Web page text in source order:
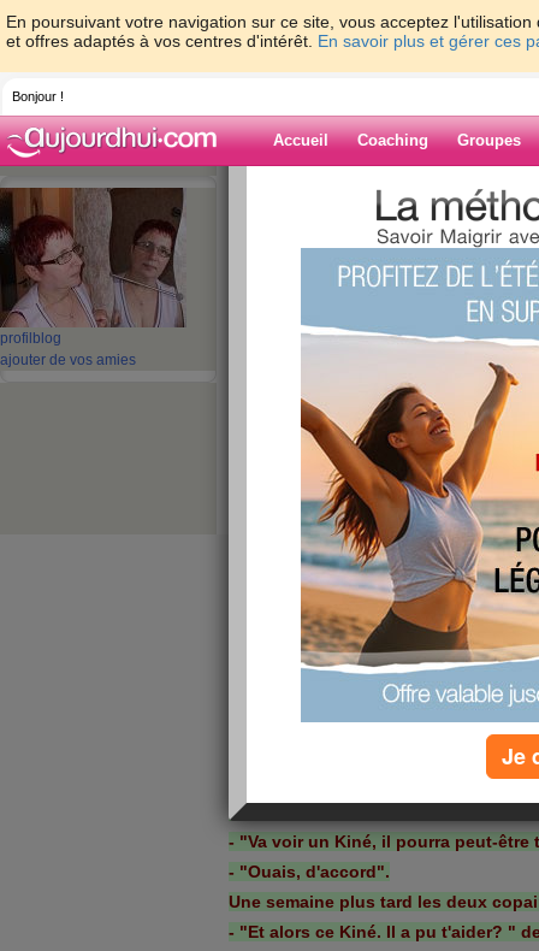
En poursuivant votre navigation sur ce site, vous acceptez
et offres adaptés à vos centres d'intérêt. En savoir plus et gérer ces
Bonjour !
Accueil Coaching Groupes
profil blog
ajouter de vos amies
> >
Blog de
Deux copains se rencontre en rue.
- "Alors, comment ca va?" demande
- "Pas fort, je souffre d'incontinance.
- "Et t'as déjà été voir un médécin?".
- "Ben oui j'en viens mais le résultat
- "Va voir un Kiné, il pourra peut-être
- "Ouais, d'accord".
Une semaine plus tard les deux
- "Et alors ce Kiné. Il a pu t'aider? "
Je